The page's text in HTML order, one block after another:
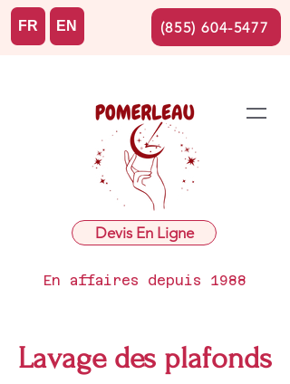
Devis En Ligne
En affaires depuis 1988
FR EN (855) 604-5477
Lavage des plafonds